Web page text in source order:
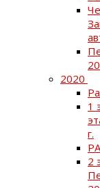
2020
1
г.
2